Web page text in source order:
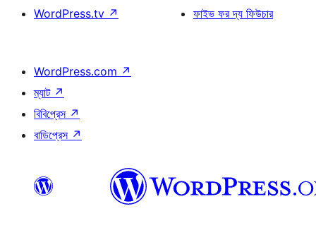
WordPress.tv ↗
ফাইভ ফর দ্য ফিউচার
WordPress.com ↗
ম্যাট ↗
বিবিপ্রেস ↗
বাডিপ্রেস ↗